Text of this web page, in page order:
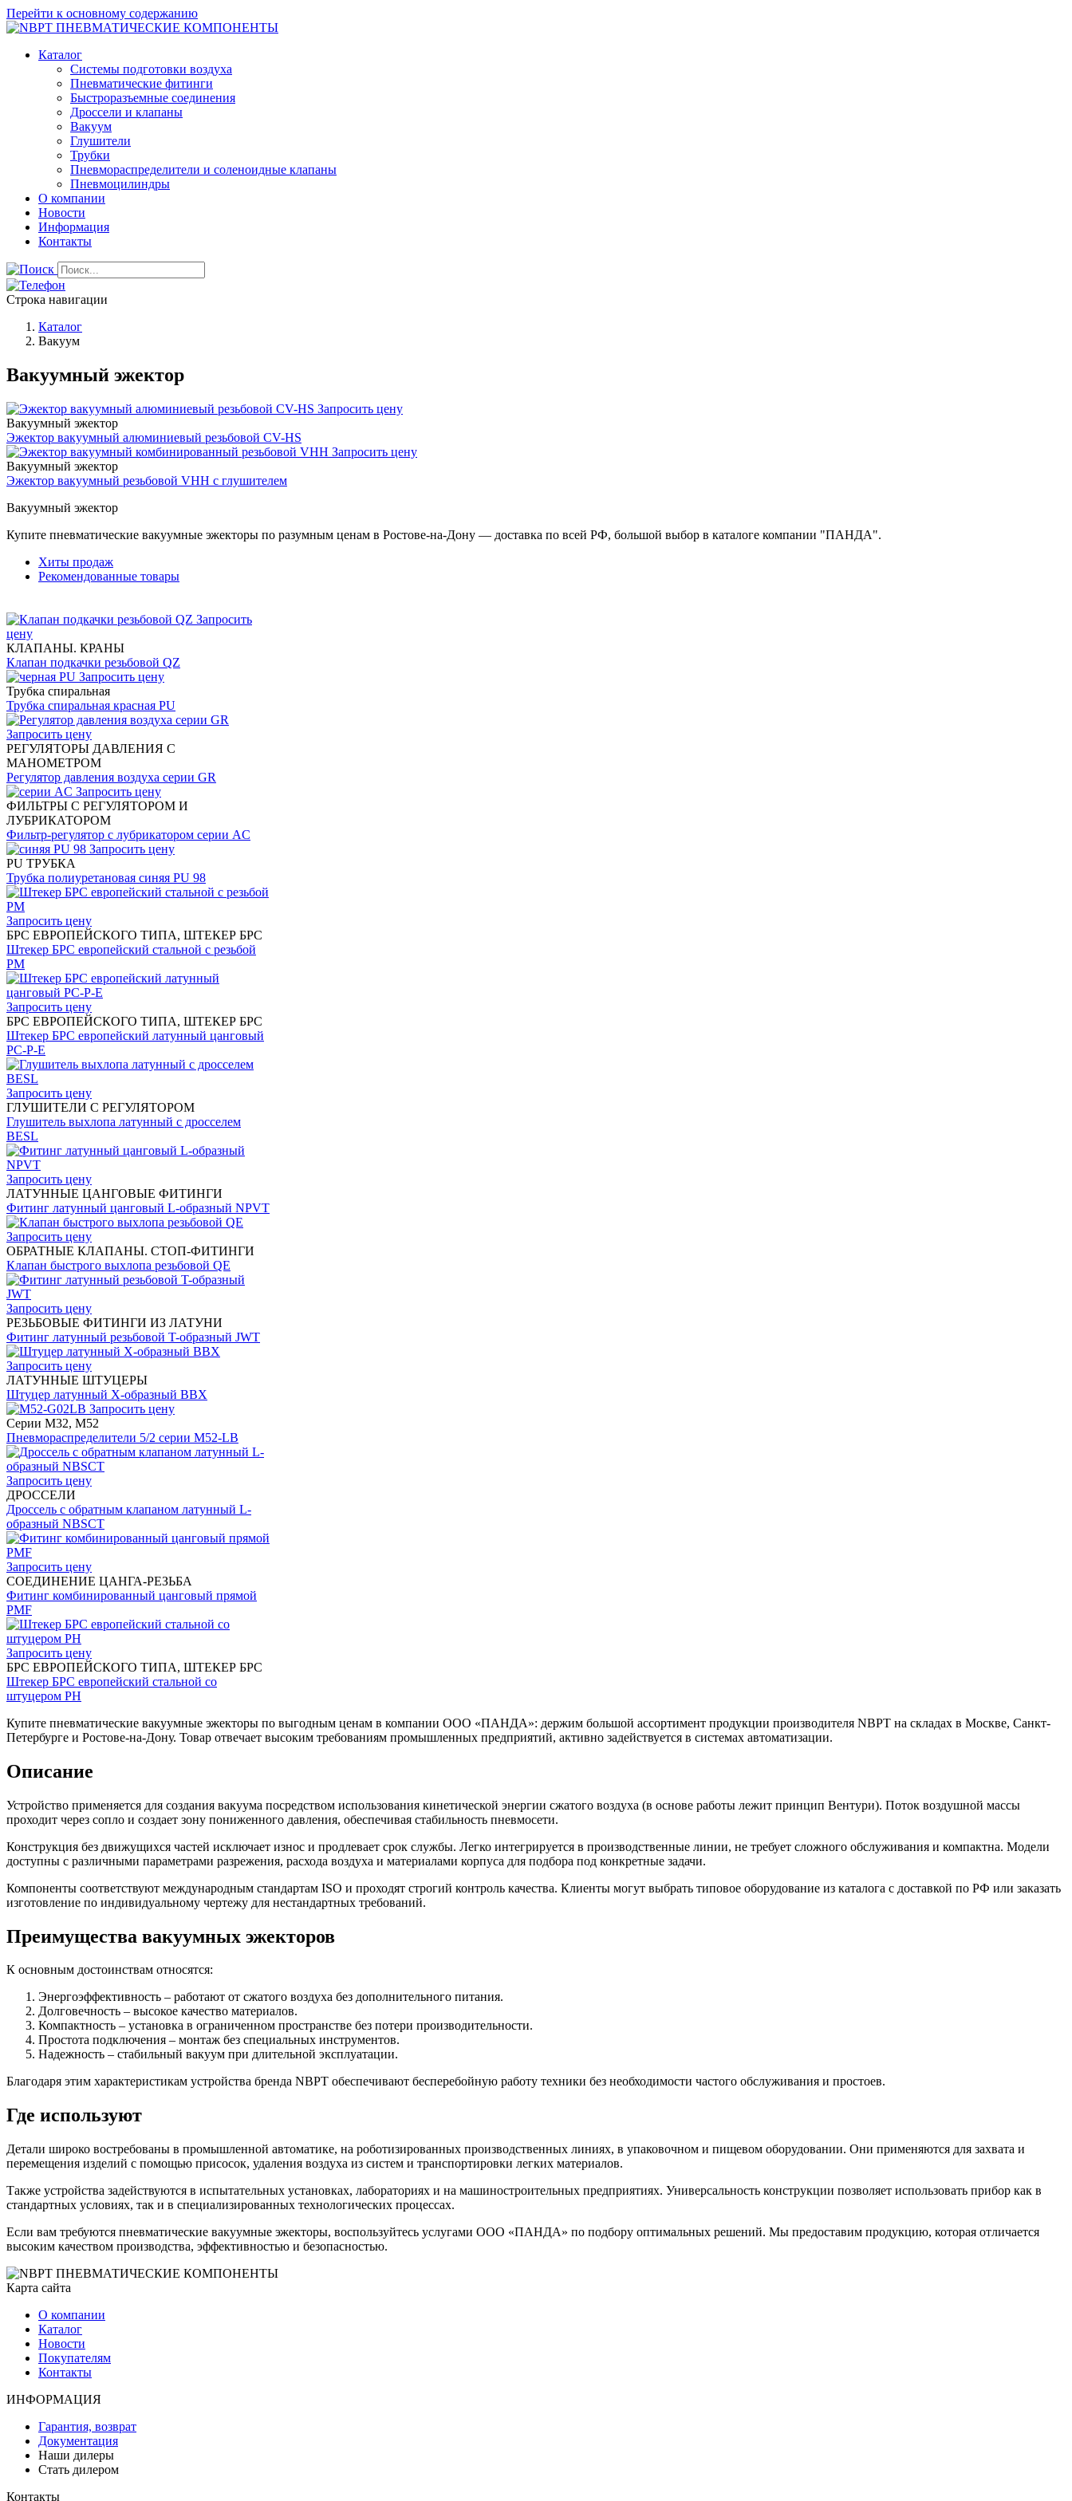
Перейти к основному содержанию
Каталог
Системы подготовки воздуха
Пневматические фитинги
Быстроразъемные соединения
Дроссели и клапаны
Вакуум
Глушители
Трубки
Пневмораспределители и соленоидные клапаны
Пневмоцилиндры
О компании
Новости
Информация
Контакты
Строка навигации
Каталог
Вакуум
Вакуумный эжектор
Запросить цену
Вакуумный эжектор
Эжектор вакуумный алюминиевый резьбовой CV-HS
Запросить цену
Вакуумный эжектор
Эжектор вакуумный резьбовой VHH с глушителем
Вакуумный эжектор
Купите пневматические вакуумные эжекторы по разумным ценам в Ростове-на-Дону — доставка по всей РФ, большой выбор в каталоге компании "ПАНДА".
Хиты продаж
Рекомендованные товары
Запросить
цену
КЛАПАНЫ. КРАНЫ
Клапан подкачки резьбовой QZ
Запросить цену
Трубка спиральная
Трубка спиральная красная PU
Запросить цену
РЕГУЛЯТОРЫ ДАВЛЕНИЯ С
МАНОМЕТРОМ
Регулятор давления воздуха серии GR
Запросить цену
ФИЛЬТРЫ С РЕГУЛЯТОРОМ И
ЛУБРИКАТОРОМ
Фильтр-регулятор с лубрикатором серии AC
Запросить цену
PU ТРУБКА
Трубка полиуретановая синяя PU 98
Запросить цену
БРС ЕВРОПЕЙСКОГО ТИПА, ШТЕКЕР БРС
Штекер БРС европейский стальной с резьбой
PM
Запросить цену
БРС ЕВРОПЕЙСКОГО ТИПА, ШТЕКЕР БРС
Штекер БРС европейский латунный цанговый
PC-P-Е
Запросить цену
ГЛУШИТЕЛИ С РЕГУЛЯТОРОМ
Глушитель выхлопа латунный с дросселем
BESL
Запросить цену
ЛАТУННЫЕ ЦАНГОВЫЕ ФИТИНГИ
Фитинг латунный цанговый L-образный NPVT
Запросить цену
ОБРАТНЫЕ КЛАПАНЫ. СТОП-ФИТИНГИ
Клапан быстрого выхлопа резьбовой QE
Запросить цену
РЕЗЬБОВЫЕ ФИТИНГИ ИЗ ЛАТУНИ
Фитинг латунный резьбовой T-образный JWT
Запросить цену
ЛАТУННЫЕ ШТУЦЕРЫ
Штуцер латунный X-образный BBX
Запросить цену
Серии M32, M52
Пневмораспределители 5/2 серии M52-LB
Запросить цену
ДРОССЕЛИ
Дроссель с обратным клапаном латунный L-
образный NBSCT
Запросить цену
СОЕДИНЕНИЕ ЦАНГА-РЕЗЬБА
Фитинг комбинированный цанговый прямой
PMF
Запросить цену
БРС ЕВРОПЕЙСКОГО ТИПА, ШТЕКЕР БРС
Штекер БРС европейский стальной со
штуцером PH
Купите пневматические вакуумные эжекторы по выгодным ценам в компании ООО «ПАНДА»: держим большой ассортимент продукции производителя NBPT на складах в Москве, Санкт-
Петербурге и Ростове-на-Дону. Товар отвечает высоким требованиям промышленных предприятий, активно задействуется в системах автоматизации.
Описание
Устройство применяется для создания вакуума посредством использования кинетической энергии сжатого воздуха (в основе работы лежит принцип Вентури). Поток воздушной массы
проходит через сопло и создает зону пониженного давления, обеспечивая стабильность пневмосети.
Конструкция без движущихся частей исключает износ и продлевает срок службы. Легко интегрируется в производственные линии, не требует сложного обслуживания и компактна. Модели
доступны с различными параметрами разрежения, расхода воздуха и материалами корпуса для подбора под конкретные задачи.
Компоненты соответствуют международным стандартам ISO и проходят строгий контроль качества. Клиенты могут выбрать типовое оборудование из каталога с доставкой по РФ или заказать
изготовление по индивидуальному чертежу для нестандартных требований.
Преимущества вакуумных эжекторов
К основным достоинствам относятся:
Энергоэффективность – работают от сжатого воздуха без дополнительного питания.
Долговечность – высокое качество материалов.
Компактность – установка в ограниченном пространстве без потери производительности.
Простота подключения – монтаж без специальных инструментов.
Надежность – стабильный вакуум при длительной эксплуатации.
Благодаря этим характеристикам устройства бренда NBPT обеспечивают бесперебойную работу техники без необходимости частого обслуживания и простоев.
Где используют
Детали широко востребованы в промышленной автоматике, на роботизированных производственных линиях, в упаковочном и пищевом оборудовании. Они применяются для захвата и
перемещения изделий с помощью присосок, удаления воздуха из систем и транспортировки легких материалов.
Также устройства задействуются в испытательных установках, лабораториях и на машиностроительных предприятиях. Универсальность конструкции позволяет использовать прибор как в
стандартных условиях, так и в специализированных технологических процессах.
Если вам требуются пневматические вакуумные эжекторы, воспользуйтесь услугами ООО «ПАНДА» по подбору оптимальных решений. Мы предоставим продукцию, которая отличается
высоким качеством производства, эффективностью и безопасностью.
Карта сайта
О компании
Каталог
Новости
Покупателям
Контакты
ИНФОРМАЦИЯ
Гарантия, возврат
Документация
Наши дилеры
Стать дилером
Контакты